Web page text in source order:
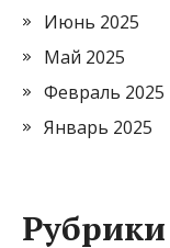
Июнь 2025
Май 2025
Февраль 2025
Январь 2025
Рубрики